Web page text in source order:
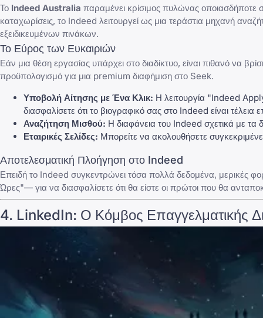
Το Indeed Australia παραμένει κρίσιμος πυλώνας οποιασδήποτε
καταχωρίσεις, το Indeed λειτουργεί ως μια τεράστια μηχανή
εξειδικευμένων πινάκων.
Το Εύρος των Ευκαιριών
Εάν μια θέση εργασίας υπάρχει στο διαδίκτυο, είναι πιθανό να
προϋπολογισμό για μια premium διαφήμιση στο Seek.
Υποβολή Αίτησης με Ένα Κλικ: Η λειτουργία "Indeed
διασφαλίσετε ότι το βιογραφικό σας στο Indeed είναι τέλεια
Αναζήτηση Μισθού: Η διαφάνεια του Indeed σχετικά με τα
Εταιρικές Σελίδες: Μπορείτε να ακολουθήσετε
Αποτελεσματική Πλοήγηση στο Indeed
Επειδή το Indeed συγκεντρώνει τόσα πολλά δεδομένα, μερικές
Ώρες"— για να διασφαλίσετε ότι θα είστε οι πρώτοι που θα
4. LinkedIn: Ο Κόμβος Επαγγελματικής